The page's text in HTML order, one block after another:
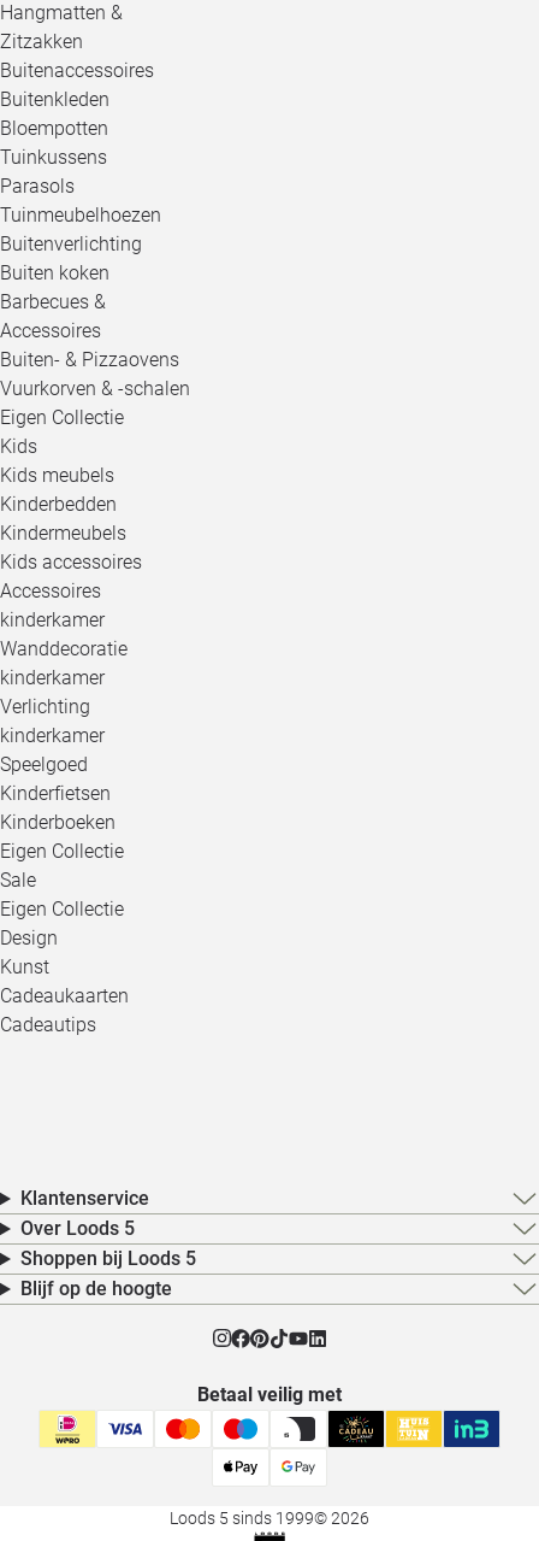
Hangmatten &
Zitzakken
Buitenaccessoires
Buitenkleden
Bloempotten
Tuinkussens
Parasols
Tuinmeubelhoezen
Buitenverlichting
Buiten koken
Barbecues &
Accessoires
Buiten- & Pizzaovens
Vuurkorven & -schalen
Eigen Collectie
Kids
Kids meubels
Kinderbedden
Kindermeubels
Kids accessoires
Accessoires
kinderkamer
Wanddecoratie
kinderkamer
Verlichting
kinderkamer
Speelgoed
Kinderfietsen
Kinderboeken
Eigen Collectie
Sale
Eigen Collectie
Design
Kunst
Cadeaukaarten
Cadeautips
Klantenservice
Over Loods 5
Shoppen bij Loods 5
Blijf op de hoogte
Betaal veilig met
Loods 5 sinds 1999© 2026